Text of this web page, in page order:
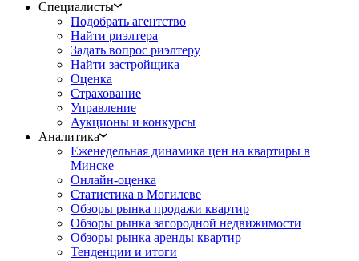
Специалисты
Подобрать агентство
Найти риэлтера
Задать вопрос риэлтеру
Найти застройщика
Оценка
Страхование
Управление
Аукционы и конкурсы
Аналитика
Еженедельная динамика цен на квартиры в
Минске
Онлайн-оценка
Статистика в Могилеве
Обзоры рынка продажи квартир
Обзоры рынка загородной недвижимости
Обзоры рынка аренды квартир
Тенденции и итоги